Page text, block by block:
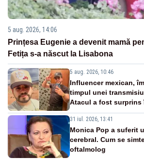
5 aug. 2026, 14:06
Prințesa Eugenie a devenit mamă
Fetița s-a născut la Lisabona
5 aug. 2026, 10:46
Influencer mexican,
timpul unei
Atacul a fost surprins
31 iul. 2026, 13:41
Monica Pop a suferit
cerebral. Cum se
oftalmolog